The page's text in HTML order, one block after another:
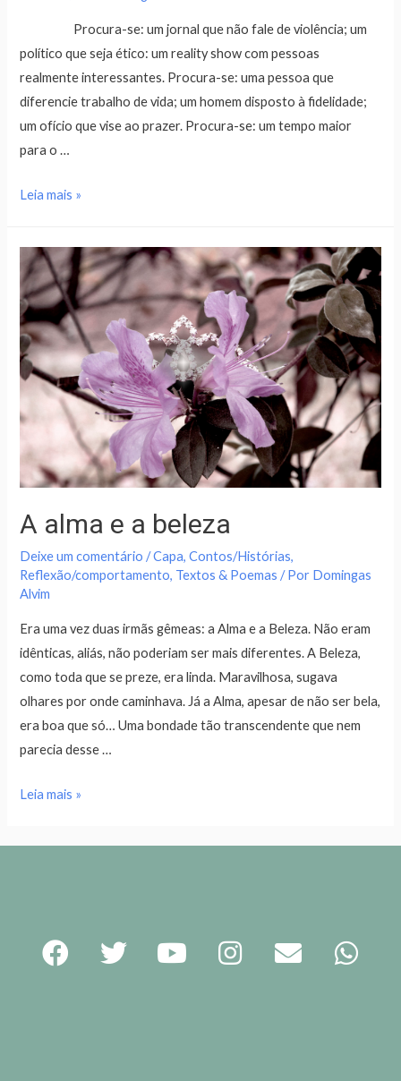
Procura-se: um jornal que não fale de violência; um
político que seja ético: um reality show com pessoas
realmente interessantes. Procura-se: uma pessoa que
diferencie trabalho de vida; um homem disposto à fidelidade;
um ofício que vise ao prazer. Procura-se: um tempo maior
para o …
Leia mais »
A alma e a beleza
Deixe um comentário /Capa,Contos/Histórias,
Reflexão/comportamento, Textos & Poemas / Por Domingas
Alvim
Era uma vez duas irmãs gêmeas: a Alma e a Beleza. Não eram
idênticas, aliás, não poderiam ser mais diferentes. A Beleza,
como toda que se preze, era linda. Maravilhosa, sugava
olhares por onde caminhava. Já a Alma, apesar de não ser bela,
era boa que só… Uma bondade tão transcendente que nem
parecia desse …
Leia mais »